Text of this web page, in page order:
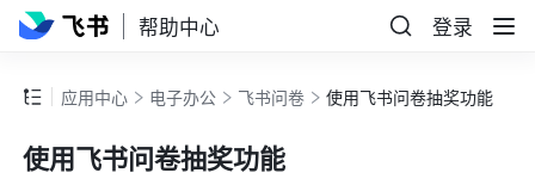
帮助中心 登录
应用中心 电子办公 飞书问卷 使用飞书问卷抽奖功能
使用飞书问卷抽奖功能